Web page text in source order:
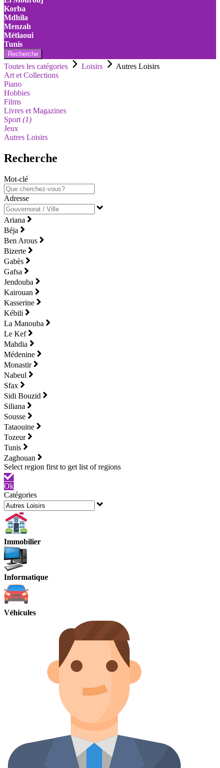
Korba
Mdhila
Menzah
Métlaoui
Tunis
Recherche
Toutes les catégories Loisirs
Autres Loisirs
Art et Collections
Piano
Hobbies
Films
Livres et Magazines
Sport (1)
Jeux
Autres Loisirs
Recherche
Mot-clé
Adresse
Ariana
Béja
Ben Arous
Bizerte
Gabès
Gafsa
Jendouba
Kairouan
Kasserine
Kébili
La Manouba
Le Kef
Mahdia
Médenine
Monastir
Nabeul
Sfax
Sidi Bouzid
Siliana
Sousse
Tataouine
Tozeur
Tunis
Zaghouan
Ok
Catégories
Immobilier
Informatique
Véhicules